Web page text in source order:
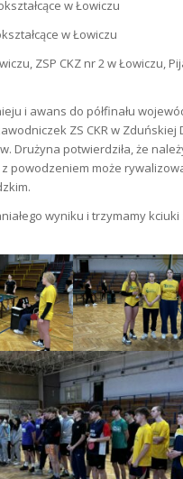
w Łowiczu
w Łowiczu
ZSP CKZ nr 2 w Łowiczu,
i awans do półfinału
ZS CKR w Zduńskiej
Drużyna potwierdziła, że
z powodzeniem może
wyniku i trzymamy